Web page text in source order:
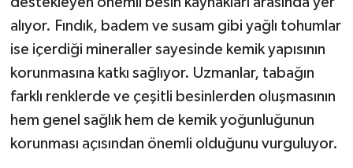
alıyor. Fındık, badem ve susam gibi yağlı tohumlar
ise içerdiği mineraller sayesinde kemik yapısının
korunmasına katkı sağlıyor. Uzmanlar, tabağın
farklı renklerde ve çeşitli besinlerden oluşmasının
hem genel sağlık hem de kemik yoğunluğunun
korunması açısından önemli olduğunu vurguluyor.